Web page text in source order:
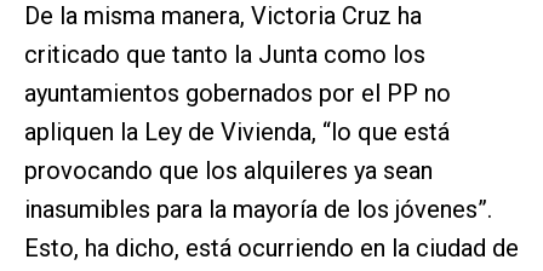
De la misma manera, Victoria Cruz ha
criticado que tanto la Junta como los
ayuntamientos gobernados por el PP no
apliquen la Ley de Vivienda, “lo que está
provocando que los alquileres ya sean
inasumibles para la mayoría de los jóvenes”.
Esto, ha dicho, está ocurriendo en la ciudad de